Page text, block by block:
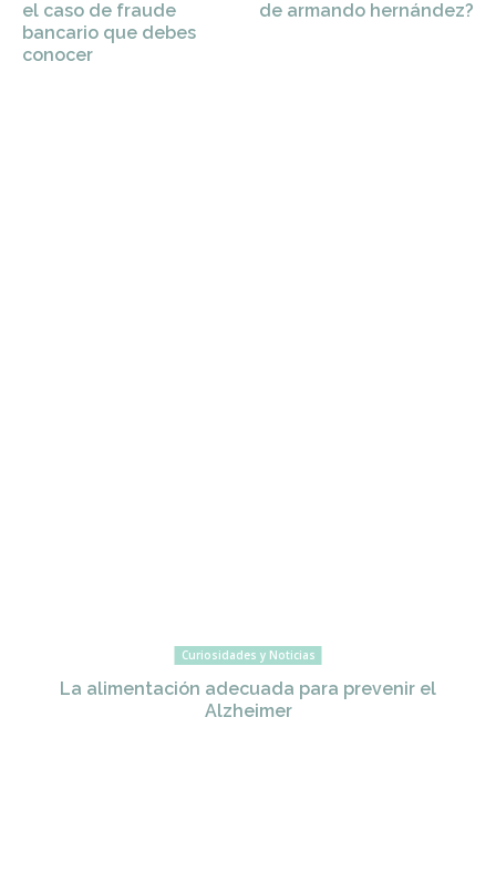
el caso de fraude
bancario que debes
conocer
de armando hernández?
Curiosidades y Noticias
La alimentación adecuada para prevenir el
Alzheimer